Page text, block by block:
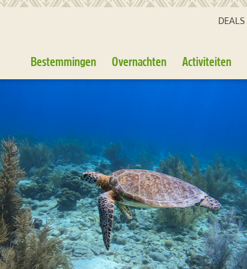
DEALS
Bestemmingen Overnachten Activiteiten